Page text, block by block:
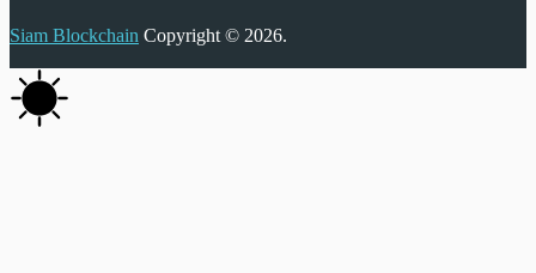
Siam Blockchain Copyright © 2026.